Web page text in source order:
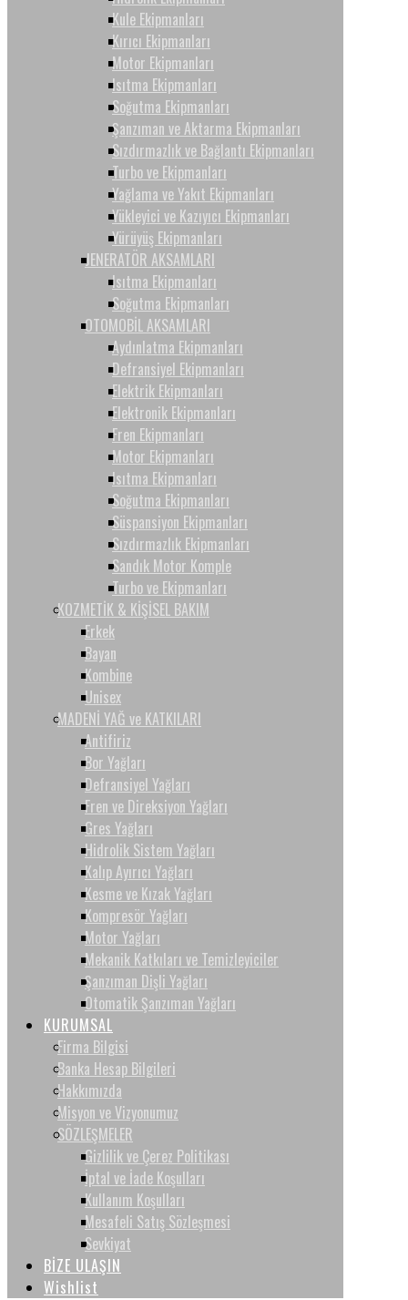
Kule Ekipmanları
Kırıcı Ekipmanları
Motor Ekipmanları
Isıtma Ekipmanları
Soğutma Ekipmanları
Şanzıman ve Aktarma Ekipmanları
Sızdırmazlık ve Bağlantı Ekipmanları
Turbo ve Ekipmanları
Yağlama ve Yakıt Ekipmanları
Yükleyici ve Kazıyıcı Ekipmanları
Yürüyüş Ekipmanları
JENERATÖR AKSAMLARI
Isıtma Ekipmanları
Soğutma Ekipmanları
OTOMOBİL AKSAMLARI
Aydınlatma Ekipmanları
Defransiyel Ekipmanları
Elektrik Ekipmanları
Elektronik Ekipmanları
Fren Ekipmanları
Motor Ekipmanları
Isıtma Ekipmanları
Soğutma Ekipmanları
Süspansiyon Ekipmanları
Sızdırmazlık Ekipmanları
Sandık Motor Komple
Turbo ve Ekipmanları
KOZMETİK & KİŞİSEL BAKIM
Erkek
Bayan
Kombine
Unisex
MADENİ YAĞ ve KATKILARI
Antifiriz
Bor Yağları
Defransiyel Yağları
Fren ve Direksiyon Yağları
Gres Yağları
Hidrolik Sistem Yağları
Kalıp Ayırıcı Yağları
Kesme ve Kızak Yağları
Kompresör Yağları
Motor Yağları
Mekanik Katkıları ve Temizleyiciler
Şanzıman Dişli Yağları
Otomatik Şanzıman Yağları
KURUMSAL
Firma Bilgisi
Banka Hesap Bilgileri
Hakkımızda
Misyon ve Vizyonumuz
SÖZLEŞMELER
Gizlilik ve Çerez Politikası
İptal ve İade Koşulları
Kullanım Koşulları
Mesafeli Satış Sözleşmesi
Sevkiyat
BİZE ULAŞIN
Wishlist